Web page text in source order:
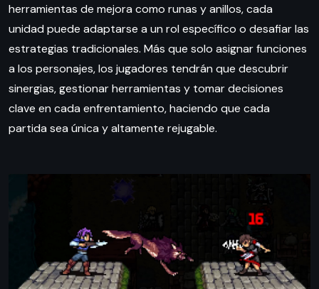
herramientas de mejora como runas y anillos, cada
unidad puede adaptarse a un rol específico o desafiar las
estrategias tradicionales. Más que solo asignar funciones
a los personajes, los jugadores tendrán que descubrir
sinergias, gestionar herramientas y tomar decisiones
clave en cada enfrentamiento, haciendo que cada
partida sea única y altamente rejugable.